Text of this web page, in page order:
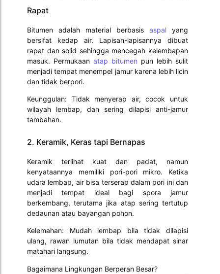
Rapat
Bitumen adalah material berbasis aspal yang
bersifat kedap air. Lapisan-lapisannya dibuat
rapat dan solid sehingga mencegah kelembapan
masuk. Permukaan atap bitumen pun lebih sulit
menjadi tempat menempel jamur karena lebih licin
dan tidak berpori.
Keunggulan: Tidak menyerap air, cocok untuk
wilayah lembap, dan sering dilapisi anti-jamur
tambahan.
2. Keramik, Keras tapi Bernapas
Keramik terlihat kuat dan padat, namun
kenyataannya memiliki pori-pori mikro. Ketika
udara lembap, air bisa terserap dalam pori ini dan
menjadi tempat ideal bagi spora jamur
berkembang, terutama jika atap sering tertutup
dedaunan atau bayangan pohon.
Kelemahan: Mudah lembap bila tidak dilapisi
ulang, rawan lumutan bila tidak mendapat sinar
matahari langsung.
Bagaimana Lingkungan Berperan Besar?